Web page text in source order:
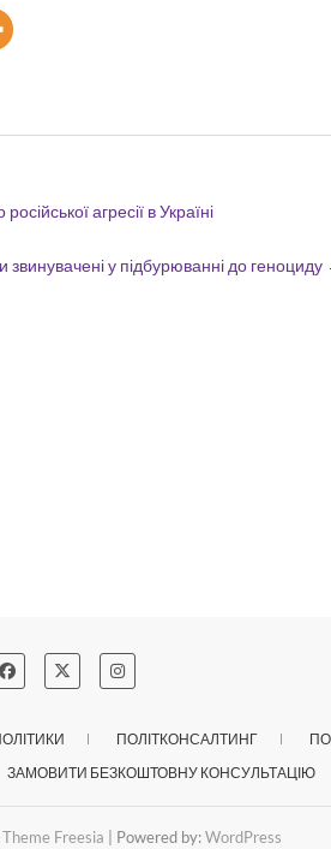
агресії в Україні
звинувачені у підбурюванні до геноциду
ПОЛІТКОНСАЛТИНГ
ЗАМОВИТИ БЕЗКОШТОВНУ КОНСУЛЬТАЦІЮ
Theme Freesia | Powered by:WordPress